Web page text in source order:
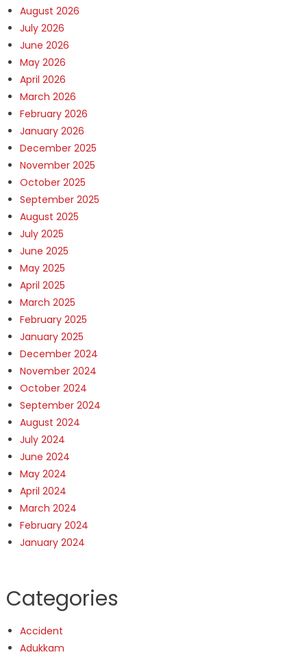
August 2026
July 2026
June 2026
May 2026
April 2026
March 2026
February 2026
January 2026
December 2025
November 2025
October 2025
September 2025
August 2025
July 2025
June 2025
May 2025
April 2025
March 2025
February 2025
January 2025
December 2024
November 2024
October 2024
September 2024
August 2024
July 2024
June 2024
May 2024
April 2024
March 2024
February 2024
January 2024
Categories
Accident
Adukkam